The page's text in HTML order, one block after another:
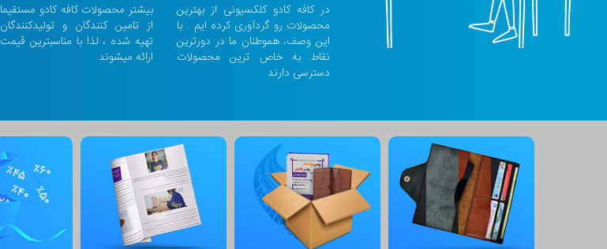
در کافه کادو کلکسیونی از بهترین
محصولات رو گردآوری کرده ایم . با
این وصف، هموطنان ما در دورترین
نقاط به خاص ترین محصولات
دسترسی دارند
بیشتر محصولات کافه کادو مستقیما
از تامین کنندگان و تولیدکنندگان
تهیه شده ، لذا با مناسبترین قیمت
ارائه میشوند